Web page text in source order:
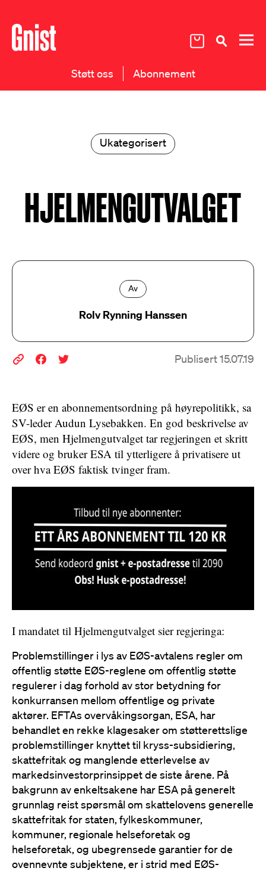
Støtt oss Abonnement
Ukategorisert
HJELMENGUTVALGET
Av
Rolv Rynning Hanssen
Publisert 15.07.19
EØS er en abonnementsordning på høyrepolitikk, sa
SV-leder Audun Lysebakken. En god beskrivelse av
EØS, men Hjelmengutvalget tar regjeringen et skritt
videre og bruker ESA til ytterligere å privatisere ut
over hva EØS faktisk tvinger fram.
I mandatet til Hjelmengutvalget sier regjeringa:
Problemstillinger i lys av EØS-avtalens regler om
offentlig støtte EØS-reglene om offentlig støtte
regulerer i dag forhold av stor betydning for
konkurransen mellom offentlige og private
aktører. EFTAs overvåkingsorgan, ESA, har
behandlet en rekke klagesaker om støtterettslige
problemstillinger knyttet til kryss-subsidiering,
skattefritak og manglende etterlevelse av
markedsinvestorprinsippet de siste årene. På
bakgrunn av enkeltsakene har ESA på generelt
grunnlag reist spørsmål om skattelovens generelle
skattefritak for staten, fylkeskommuner,
kommuner, regionale helseforetak og
helseforetak, og ubegrensede garantier for de
ovennevnte subjektene, er i strid med EØS-